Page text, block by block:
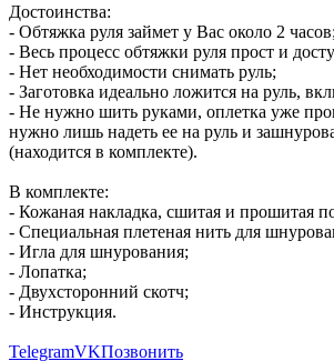
Достоинства:
- Обтяжка руля займет у Вас около 2 часов;
- Весь процесс обтяжки руля прост и
- Нет необходимости снимать руль;
- Заготовка идеально ложится на руль,
- Не нужно шить руками, оплетка уже
нужно лишь надеть ее на руль и
(находится в комплекте).
В комплекте:
- Кожаная накладка, сшитая и прошитая
- Специальная плетеная нить для
- Игла для шнурования;
- Лопатка;
- Двухсторонний скотч;
- Инструкция.
TelegramVKПозвонить